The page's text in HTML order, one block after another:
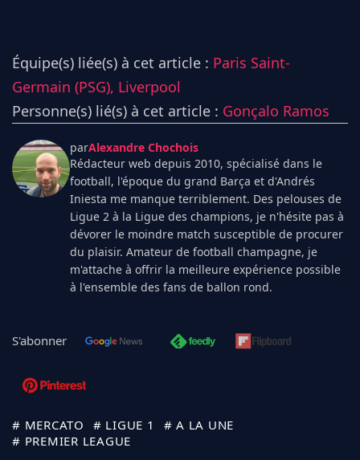
Équipe(s) liée(s) à cet article : Paris Saint-
Germain (PSG), Liverpool
Personne(s) lié(s) à cet article : Gonçalo Ramos
parAlexandre Chochois
Rédacteur web depuis 2010, spécialisé dans le
football, l'époque du grand Barça et d'Andrés
Iniesta me manque terriblement. Des pelouses de
Ligue 2 à la Ligue des champions, je n'hésite pas à
dévorer le moindre match susceptible de procurer
du plaisir. Amateur de football champagne, je
m'attache à offrir la meilleure expérience possible
à l'ensemble des fans de ballon rond.
S'abonner
# MERCATO # LIGUE 1
# A LA UNE
# PREMIER LEAGUE